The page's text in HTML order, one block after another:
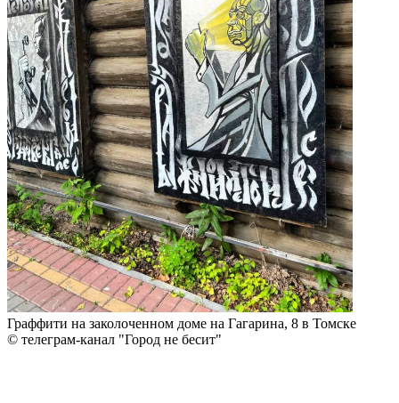
Граффити на заколоченном доме на Гагарина, 8 в Томске
© телеграм-канал "Город не бесит"